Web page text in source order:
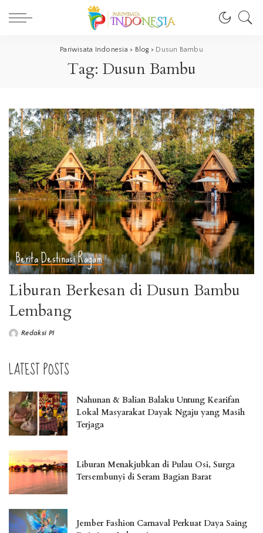
Pariwisata Indonesia > Blog > Dusun Bambu
Tag: Dusun Bambu
BeritaDestinasiRagam
Liburan Berkesan di Dusun Bambu
Lembang
Redaksi PI
LATEST POSTS
Nahunan & Balian Balaku Untung Kearifan
Lokal Masyarakat Dayak Ngaju yang Masih
Terjaga
Liburan Menakjubkan di Pulau Osi, Surga
Tersembunyi di Seram Bagian Barat
Jember Fashion Carnaval Perkuat Daya Saing